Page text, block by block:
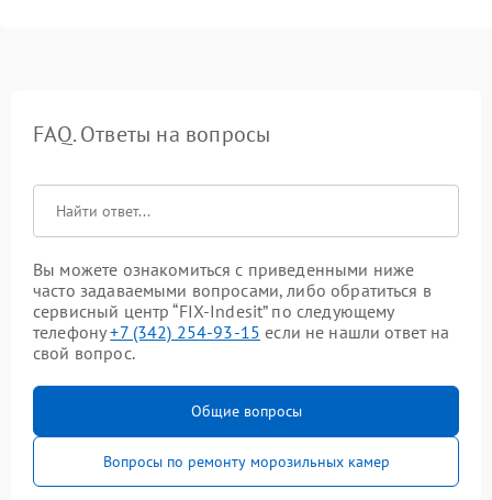
FAQ. Ответы на вопросы
Вы можете ознакомиться с приведенными ниже
часто задаваемыми вопросами, либо обратиться в
сервисный центр “FIX-Indesit” по следующему
телефону+7 (342) 254-93-15 если не нашли ответ на
свой вопрос.
Общие вопросы
Вопросы по ремонту морозильных камер